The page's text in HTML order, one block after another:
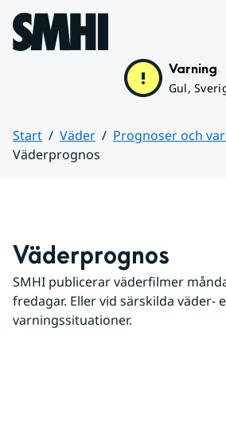
Hoppa till sidans innehåll
Varning
Gul,
Start Väder
Prognoser och
Väderprognos
Väderprognos
SMHI publicerar väderfilmer
fredagar. Eller vid särskilda väder-
varningssituationer.